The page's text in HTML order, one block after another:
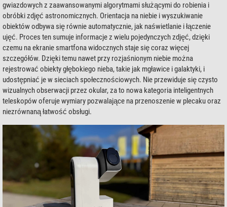
gwiazdowych z zaawansowanymi algorytmami służącymi do robienia i
obróbki zdjęć astronomicznych. Orientacja na niebie i wyszukiwanie
obiektów odbywa się równie automatycznie, jak naświetlanie i łączenie
ujęć. Proces ten sumuje informacje z wielu pojedynczych zdjęć, dzięki
czemu na ekranie smartfona widocznych staje się coraz więcej
szczegółów. Dzięki temu nawet przy rozjaśnionym niebie można
rejestrować obiekty głębokiego nieba, takie jak mgławice i galaktyki, i
udostępniać je w sieciach społecznościowych. Nie przewiduje się czysto
wizualnych obserwacji przez okular, za to nowa kategoria inteligentnych
teleskopów oferuje wymiary pozwalające na przenoszenie w plecaku oraz
niezrównaną łatwość obsługi.